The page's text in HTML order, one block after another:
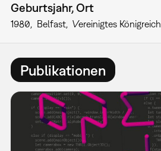
Geburtsjahr, Ort
1980 Belfast Vereinigtes Königreich
Publikationen